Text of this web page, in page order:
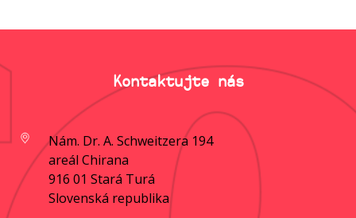
Kontaktujte nás
Nám. Dr. A. Schweitzera 194
areál Chirana
916 01 Stará Turá
Slovenská republika